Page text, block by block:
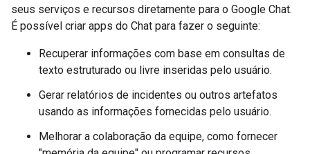
seus serviços e recursos diretamente para o Google Chat.
É possível criar apps do Chat para fazer o seguinte:
Recuperar informações com base em consultas de
texto estruturado ou livre inseridas pelo usuário.
Gerar relatórios de incidentes ou outros artefatos
usando as informações fornecidas pelo usuário.
Melhorar a colaboração da equipe, como fornecer